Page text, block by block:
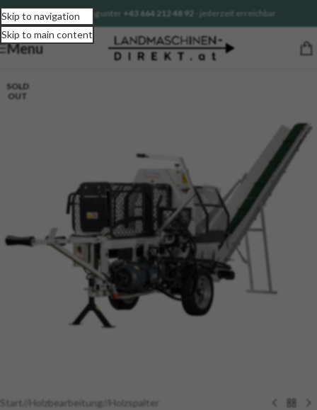
Skip to navigation
Skip to main content
Sofortberatung unter +43 664 212 48 92 - jederzeit erreichbar
Menu
SOLD
OUT
Start Holzbearbeitung Holzspalter